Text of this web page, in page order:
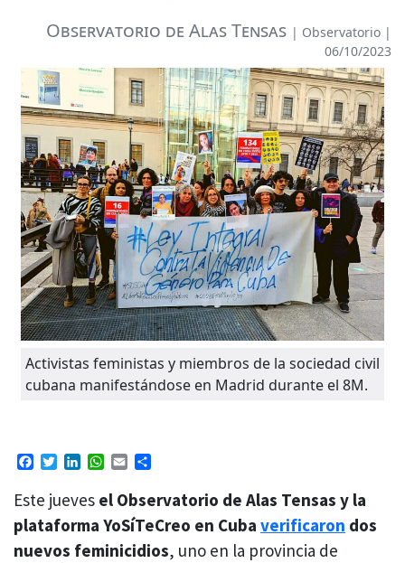
Observatorio de Alas Tensas | Observatorio |
06/10/2023
Activistas feministas y miembros de la sociedad civil
cubana manifestándose en Madrid durante el 8M.
Facebook
TwitterLinkedIn
WhatsApp
Email
Este jueves el Observatorio de Alas Tensas y la
plataforma YoSíTeCreo en Cuba verificaron dos
nuevos feminicidios, uno en la provincia de